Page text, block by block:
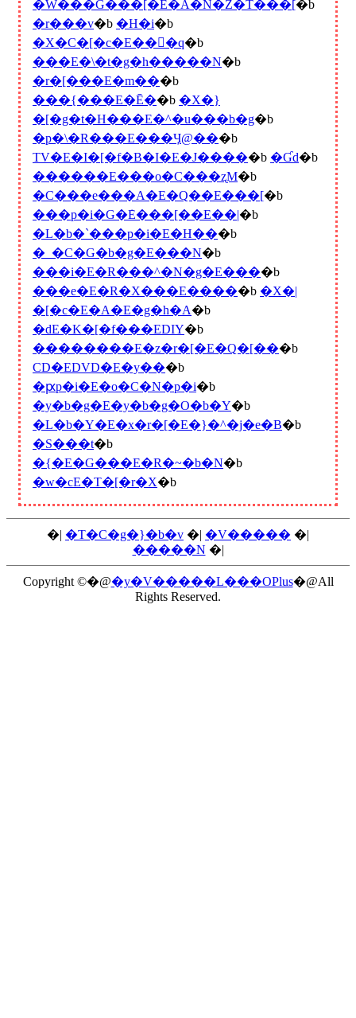
�W���G���[�E�A�N�Z�T���[�b
�r���v�b �H�i�b
�X�C�[�c�E���َq�b
���E�\�t�g�h�����N�b
�r�[���E�m���b
���{���E�Ē��b �X�}
�[�g�t�H���E�^�u���b�g�b
�p�\�R���E���Ӌ@���b
TV�E�I�[�f�B�I�E�J�����b �Ɠd�b
������E���o�C���ʐM�b
�C���e���A�E�Q��E���[�b
���p�i�G�݁E���[��E��|�b
�L�b�`���p�i�E�H���b
�_�C�G�b�g�E���N�b
���i�E�R���^�N�g�E����b
���e�E�R�X���E�����b �X�|
�[�c�E�A�E�g�h�A�b
�ԁE�K�[�f���EDIY�b
��������E�z�r�[�E�Q�[���b
CD�EDVD�E�y���b
�ԗp�i�E�o�C�N�p�i�b
�y�b�g�E�y�b�g�O�b�Y�b
�L�b�Y�E�x�r�[�E�}�^�j�e�B�b
�S���t�b
�{�E�G���E�R�~�b�N�b
�w�сE�T�[�r�X�b
�| �T�C�g�}�b�v �| �V����� �|
�����N �|
Copyright ©�@�y�V�����L���OPlus�@All
Rights Reserved.